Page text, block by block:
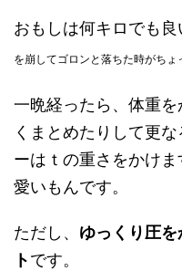
おもしは何キロでも良
を崩してゴロンと落ちた時がちょ
一晩経ったら、体重
くまとめたりして更
ーはｔの重さをかけ
愛いもんです。
ただし、 ゆっくり圧
トです。